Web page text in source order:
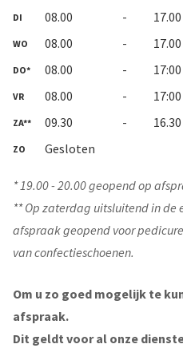
DI 08.00 - 17.00
WO 08.00 - 17.00
DO* 08.00 - 17:00
VR 08.00 - 17:00
ZA** 09.30 - 16.30
ZO Gesloten
* 19.00 - 20.00 geopend op
** Op zaterdag uitsluitend in de
afspraak geopend voor
van confectieschoenen.
Om u zo goed mogelijk te
afspraak.
Dit geldt voor al onze